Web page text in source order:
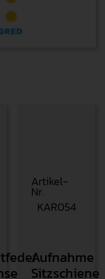
Artikel-
Nr.
KAR054
Aufnahme
Sitzschiene